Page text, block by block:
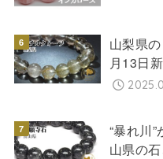
山梨県
月13日
“暴れ川
山県の石